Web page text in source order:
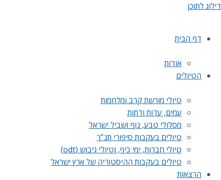
דילוג לתוכן
דף הבית
אודות
הטיולים
טיולי מורשת קרב ומלחמות
עמים, עדות ודתות
מסלולי טבע, נוף ושביל ישראל
טיולים בעקבות סיפורי תנ”ך
טיולי חברות, ימי כיף, וטיולי גיבוש (odt)
טיולים בעקבות ההיסטוריה של ארץ ישראל
הרצאות